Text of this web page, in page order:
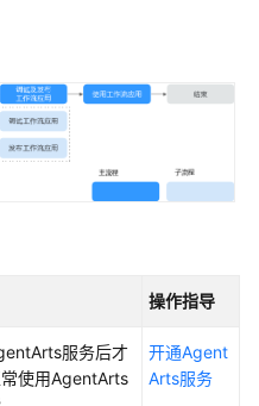
操作指导
服务后才
使用AgentArts
开通Agent
Arts服务